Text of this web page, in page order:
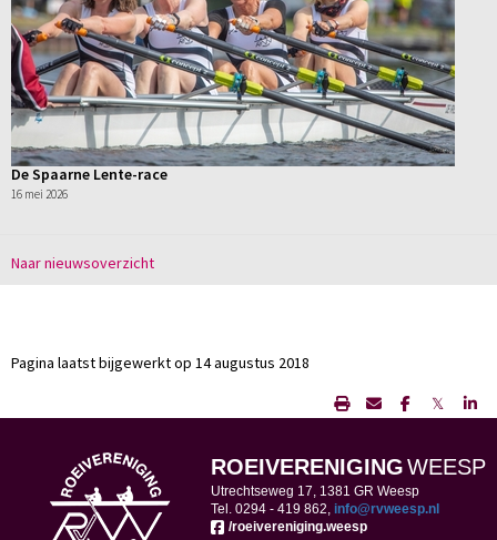
De Spaarne Lente-race
16 mei 2026
Naar nieuwsoverzicht
Pagina laatst bijgewerkt op 14 augustus 2018
𝕏
ROEIVERENIGINGWEESP
Utrechtseweg 17, 1381 GR Weesp
Tel. 0294 - 419 862, ofni@rvweesp.nl
/roeivereniging.weesp